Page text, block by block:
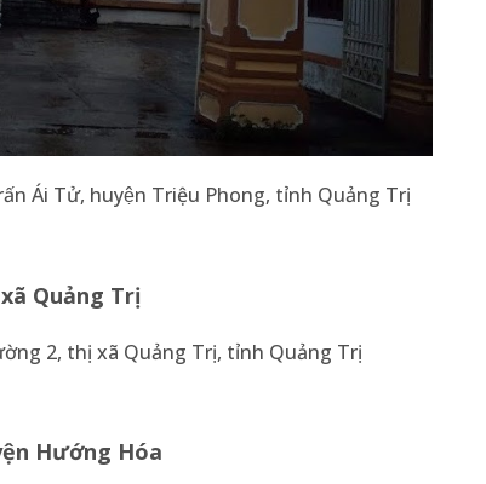
Ái Tử, huyện Triệu Phong, tỉnh Quảng Trị
Quảng Trị
2, thị xã Quảng Trị, tỉnh Quảng Trị
Hướng Hóa